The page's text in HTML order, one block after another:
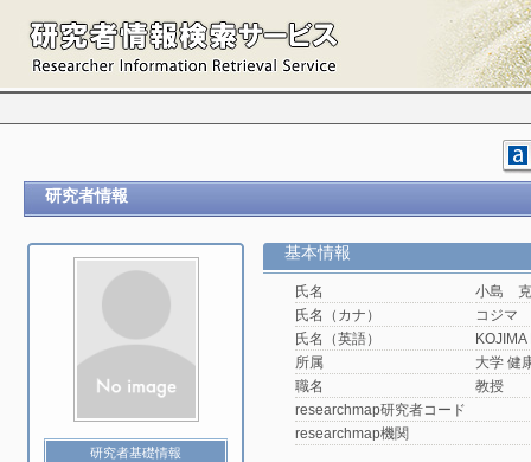
研究者情報
研究者基礎情報
基本情報
氏名
小島
氏名（カナ）
コジマ
氏名（英語）
所属
大学 健
職名
教授
researchmap研究者コード
researchmap機関